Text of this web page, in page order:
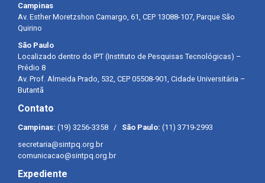
Campinas
Av. Esther Moretzshon Camargo, 61, CEP 13088-107, Parque São
Quirino
São Paulo
Localizado dentro do IPT (Instituto de Pesquisas Tecnológicas) –
Prédio 8
Av. Prof. Almeida Prado, 532, CEP 05508-901, Cidade Universitária –
Butantã
Contato
Campinas: (19) 3256-3358 / São Paulo: (11) 3719-2993
secretaria@sintpq.org.br
comunicacao@sintpq.org.br
Expediente